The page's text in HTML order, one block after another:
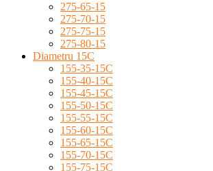
275-65-15
275-70-15
275-75-15
275-80-15
Diametru 15C
155-35-15C
155-40-15C
155-45-15C
155-50-15C
155-55-15C
155-60-15C
155-65-15C
155-70-15C
155-75-15C